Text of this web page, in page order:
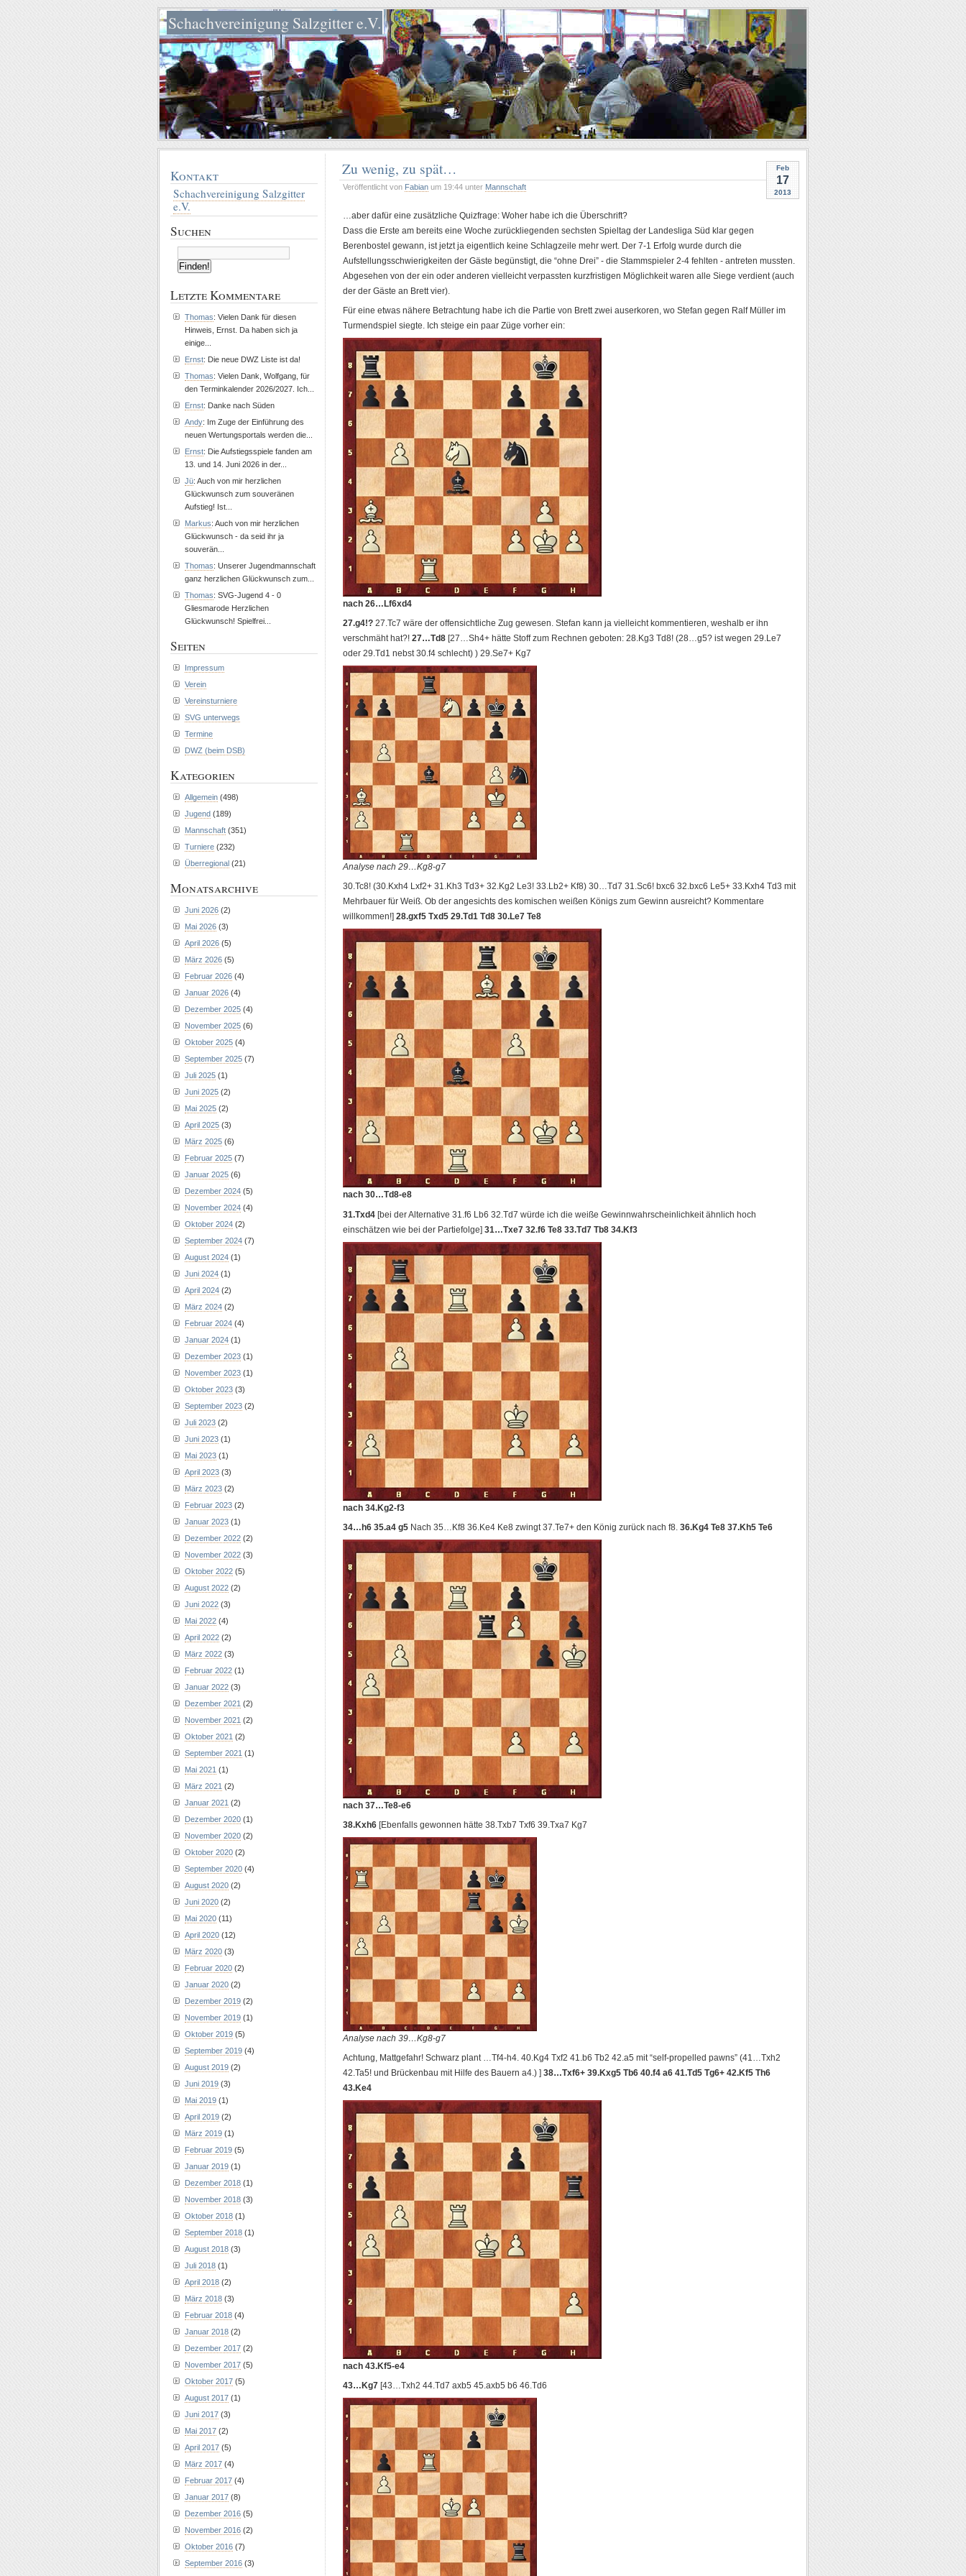
Schachvereinigung Salzgitter e.V.
Feb
17
2013
Zu wenig, zu spät…
Veröffentlicht von Fabian um 19:44 unter Mannschaft
…aber dafür eine zusätzliche Quizfrage: Woher habe ich die Überschrift?
Dass die Erste am bereits eine Woche zurückliegenden sechsten Spieltag der Landesliga Süd klar gegen
Berenbostel gewann, ist jetzt ja eigentlich keine Schlagzeile mehr wert. Der 7-1 Erfolg wurde durch die
Aufstellungsschwierigkeiten der Gäste begünstigt, die “ohne Drei” - die Stammspieler 2-4 fehlten - antreten mussten.
Abgesehen von der ein oder anderen vielleicht verpassten kurzfristigen Möglichkeit waren alle Siege verdient (auch
der der Gäste an Brett vier).
Für eine etwas nähere Betrachtung habe ich die Partie von Brett zwei auserkoren, wo Stefan gegen Ralf Müller im
Turmendspiel siegte. Ich steige ein paar Züge vorher ein:
nach 26…Lf6xd4
27.g4!? 27.Tc7 wäre der offensichtliche Zug gewesen. Stefan kann ja vielleicht kommentieren, weshalb er ihn
verschmäht hat?! 27…Td8 [27…Sh4+ hätte Stoff zum Rechnen geboten: 28.Kg3 Td8! (28…g5? ist wegen 29.Le7
oder 29.Td1 nebst 30.f4 schlecht) ) 29.Se7+ Kg7
Analyse nach 29…Kg8-g7
30.Tc8! (30.Kxh4 Lxf2+ 31.Kh3 Td3+ 32.Kg2 Le3! 33.Lb2+ Kf8) 30…Td7 31.Sc6! bxc6 32.bxc6 Le5+ 33.Kxh4 Td3 mit
Mehrbauer für Weiß. Ob der angesichts des komischen weißen Königs zum Gewinn ausreicht? Kommentare
willkommen!] 28.gxf5 Txd5 29.Td1 Td8 30.Le7 Te8
nach 30…Td8-e8
31.Txd4 [bei der Alternative 31.f6 Lb6 32.Td7 würde ich die weiße Gewinnwahrscheinlichkeit ähnlich hoch
einschätzen wie bei der Partiefolge] 31…Txe7 32.f6 Te8 33.Td7 Tb8 34.Kf3
nach 34.Kg2-f3
34…h6 35.a4 g5 Nach 35…Kf8 36.Ke4 Ke8 zwingt 37.Te7+ den König zurück nach f8. 36.Kg4 Te8 37.Kh5 Te6
nach 37…Te8-e6
38.Kxh6 [Ebenfalls gewonnen hätte 38.Txb7 Txf6 39.Txa7 Kg7
Analyse nach 39…Kg8-g7
Achtung, Mattgefahr! Schwarz plant …Tf4-h4. 40.Kg4 Txf2 41.b6 Tb2 42.a5 mit “self-propelled pawns” (41…Txh2
42.Ta5! und Brückenbau mit Hilfe des Bauern a4.) ] 38…Txf6+ 39.Kxg5 Tb6 40.f4 a6 41.Td5 Tg6+ 42.Kf5 Th6
43.Ke4
nach 43.Kf5-e4
43…Kg7 [43…Txh2 44.Td7 axb5 45.axb5 b6 46.Td6
Kontakt
Schachvereinigung Salzgitter
e.V.
Suchen
Letzte Kommentare
Thomas: Vielen Dank für diesen
Hinweis, Ernst. Da haben sich ja
einige...
Ernst: Die neue DWZ Liste ist da!
Thomas: Vielen Dank, Wolfgang, für
den Terminkalender 2026/2027. Ich...
Ernst: Danke nach Süden
Andy: Im Zuge der Einführung des
neuen Wertungsportals werden die...
Ernst: Die Aufstiegsspiele fanden am
13. und 14. Juni 2026 in der...
Jü: Auch von mir herzlichen
Glückwunsch zum souveränen
Aufstieg! Ist...
Markus: Auch von mir herzlichen
Glückwunsch - da seid ihr ja
souverän...
Thomas: Unserer Jugendmannschaft
ganz herzlichen Glückwunsch zum...
Thomas: SVG-Jugend 4 - 0
Gliesmarode Herzlichen
Glückwunsch! Spielfrei...
Seiten
Impressum
Verein
Vereinsturniere
SVG unterwegs
Termine
DWZ (beim DSB)
Kategorien
Allgemein (498)
Jugend (189)
Mannschaft (351)
Turniere (232)
Überregional (21)
Monatsarchive
Juni 2026 (2)
Mai 2026 (3)
April 2026 (5)
März 2026 (5)
Februar 2026 (4)
Januar 2026 (4)
Dezember 2025 (4)
November 2025 (6)
Oktober 2025 (4)
September 2025 (7)
Juli 2025 (1)
Juni 2025 (2)
Mai 2025 (2)
April 2025 (3)
März 2025 (6)
Februar 2025 (7)
Januar 2025 (6)
Dezember 2024 (5)
November 2024 (4)
Oktober 2024 (2)
September 2024 (7)
August 2024 (1)
Juni 2024 (1)
April 2024 (2)
März 2024 (2)
Februar 2024 (4)
Januar 2024 (1)
Dezember 2023 (1)
November 2023 (1)
Oktober 2023 (3)
September 2023 (2)
Juli 2023 (2)
Juni 2023 (1)
Mai 2023 (1)
April 2023 (3)
März 2023 (2)
Februar 2023 (2)
Januar 2023 (1)
Dezember 2022 (2)
November 2022 (3)
Oktober 2022 (5)
August 2022 (2)
Juni 2022 (3)
Mai 2022 (4)
April 2022 (2)
März 2022 (3)
Februar 2022 (1)
Januar 2022 (3)
Dezember 2021 (2)
November 2021 (2)
Oktober 2021 (2)
September 2021 (1)
Mai 2021 (1)
März 2021 (2)
Januar 2021 (2)
Dezember 2020 (1)
November 2020 (2)
Oktober 2020 (2)
September 2020 (4)
August 2020 (2)
Juni 2020 (2)
Mai 2020 (11)
April 2020 (12)
März 2020 (3)
Februar 2020 (2)
Januar 2020 (2)
Dezember 2019 (2)
November 2019 (1)
Oktober 2019 (5)
September 2019 (4)
August 2019 (2)
Juni 2019 (3)
Mai 2019 (1)
April 2019 (2)
März 2019 (1)
Februar 2019 (5)
Januar 2019 (1)
Dezember 2018 (1)
November 2018 (3)
Oktober 2018 (1)
September 2018 (1)
August 2018 (3)
Juli 2018 (1)
April 2018 (2)
März 2018 (3)
Februar 2018 (4)
Januar 2018 (2)
Dezember 2017 (2)
November 2017 (5)
Oktober 2017 (5)
August 2017 (1)
Juni 2017 (3)
Mai 2017 (2)
April 2017 (5)
März 2017 (4)
Februar 2017 (4)
Januar 2017 (8)
Dezember 2016 (5)
November 2016 (2)
Oktober 2016 (7)
September 2016 (3)